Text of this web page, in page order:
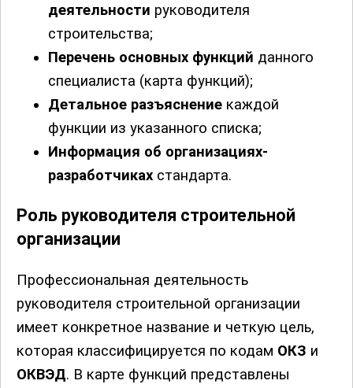
деятельности руководителя
строительства;
Перечень основных функций данного
специалиста (карта функций);
Детальное разъяснение каждой
функции из указанного списка;
Информация об организациях-
разработчиках стандарта.
Роль руководителя строительной
организации
Профессиональная деятельность
руководителя строительной организации
имеет конкретное название и четкую цель,
которая классифицируется по кодам ОКЗ и
ОКВЭД. В карте функций представлены